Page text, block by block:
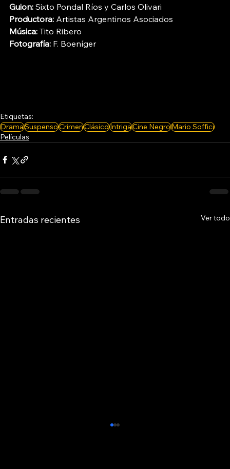
Guion: Sixto Pondal Ríos y Carlos Olivari
Productora: Artistas Argentinos Asociados
Música: Tito Ribero
Fotografía: F. Boeníger
Etiquetas:
DramaSuspensoCrimenClásicoIntrigaCine NegroMario Soffici
Películas
Entradas recientes Ver todo